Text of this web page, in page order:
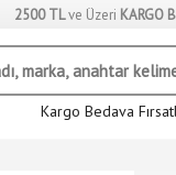
2500 TLve Üzeri KARGO
Kargo Bedava